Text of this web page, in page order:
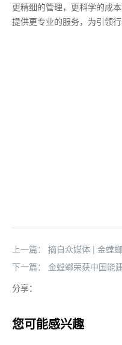
更精细的管理，更科学的成
提供更专业的服务，为引领
上一篇：
摘自众媒体 | 金螳
质量可持续发展
下一篇： 金螳螂荣获中国能
分享：
您可能感兴趣